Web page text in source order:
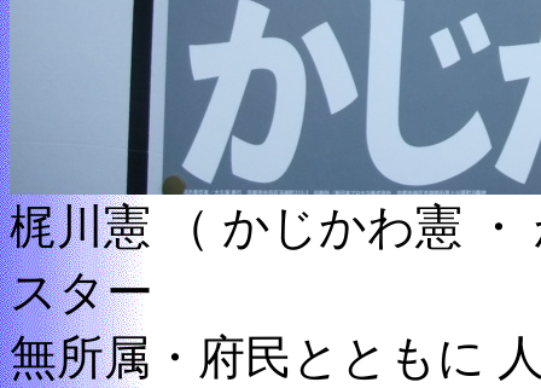
梶川憲 （ かじかわ憲
スター
無所属・府民とともに